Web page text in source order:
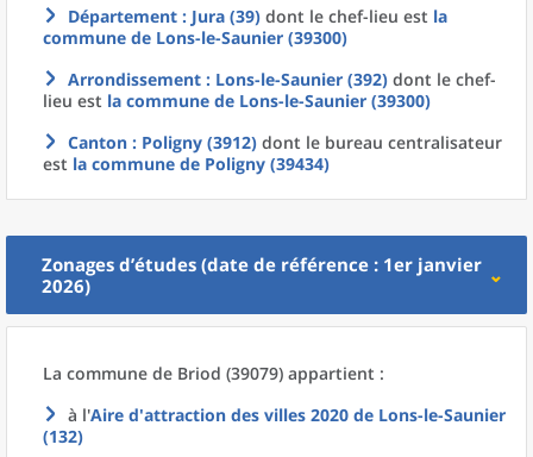
Département : Jura (39) dont le chef-lieu est la
commune de Lons-le-Saunier (39300)
Arrondissement : Lons-le-Saunier (392) dont le chef-
lieu est la commune de Lons-le-Saunier (39300)
Canton : Poligny (3912) dont le bureau centralisateur
est la commune de Poligny (39434)
Zonages d’études (date de référence : 1er janvier
2026)
La commune de Briod (39079) appartient :
à l'Aire d'attraction des villes 2020 de Lons-le-Saunier
(132)